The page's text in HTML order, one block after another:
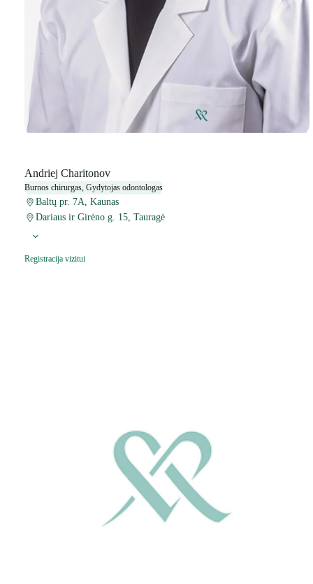
Andriej Charitonov
Burnos chirurgas, Gydytojas odontologas
Baltų pr. 7A, Kaunas
Dariaus ir Girėno g. 15, Tauragė
Registracija vizitui